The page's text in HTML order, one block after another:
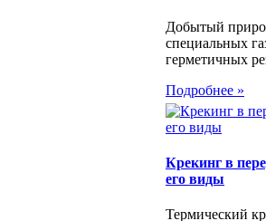
Добытый
специальных
герметичных
Подробнее »
Крекинг в
его виды
Термический